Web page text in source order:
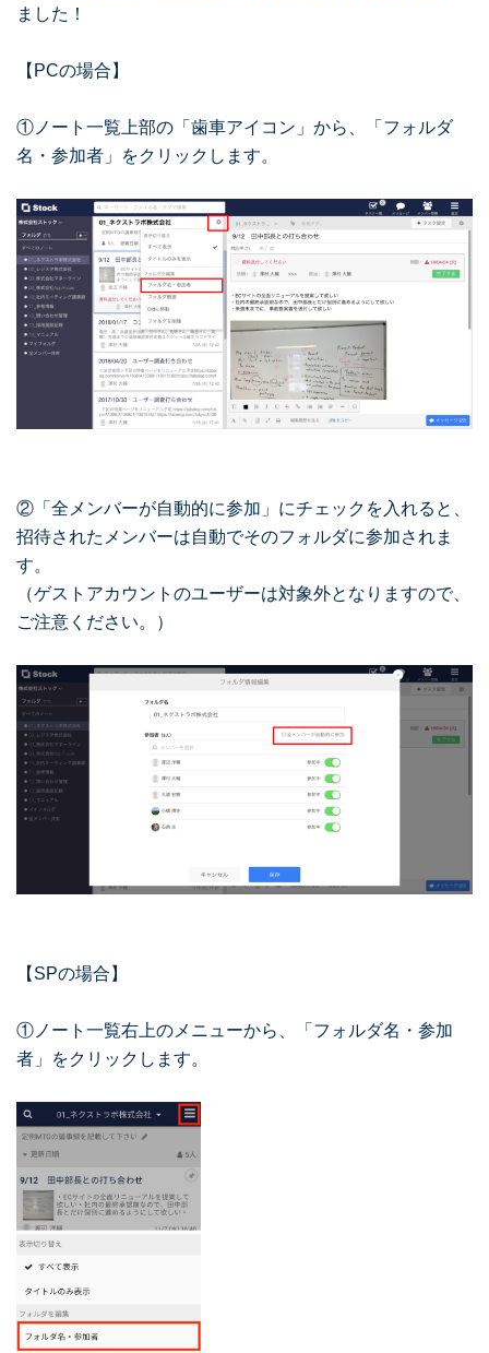
ました！
【PCの場合】
①ノート一覧上部の「歯車アイコン」から、「フォルダ
名・参加者」をクリックします。
②「全メンバーが自動的に参加」にチェックを入れると、
招待されたメンバーは自動でそのフォルダに参加されま
す。
（ゲストアカウントのユーザーは対象外となりますので、
ご注意ください。）
【SPの場合】
①ノート一覧右上のメニューから、「フォルダ名・参加
者」をクリックします。